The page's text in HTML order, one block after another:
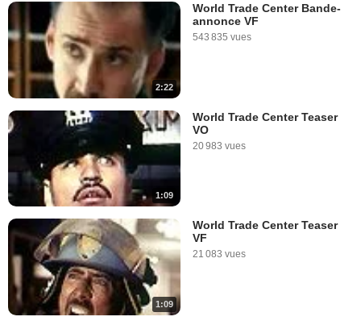
2:22
World Trade Center Bande-
annonce VF
543 835 vues
1:09
World Trade Center Teaser
VO
20 983 vues
1:09
World Trade Center Teaser
VF
21 083 vues